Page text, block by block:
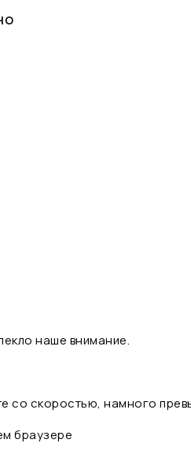
наше внимание.
со скоростью, намного
браузере